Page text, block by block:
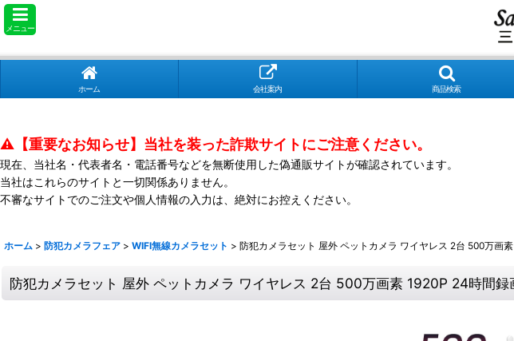
メニュー
ホーム 会社案内 商品検索
⚠️【重要なお知らせ】当社を装った詐欺サイトにご注意ください。
現在、当社名・代表者名・電話番号などを無断使用した偽通販サイトが確認されています。
当社はこれらのサイトと一切関係ありません。
不審なサイトでのご注文や個人情報の入力は、絶対にお控えください。
ホーム > 防犯カメラフェア > WIFI無線カメラセット > 防犯カメラセット 屋外 ペットカメラ ワイヤレス 2台 500万画
防犯カメラセット 屋外 ペットカメラ ワイヤレス 2台 500万画素 1920P 24時間